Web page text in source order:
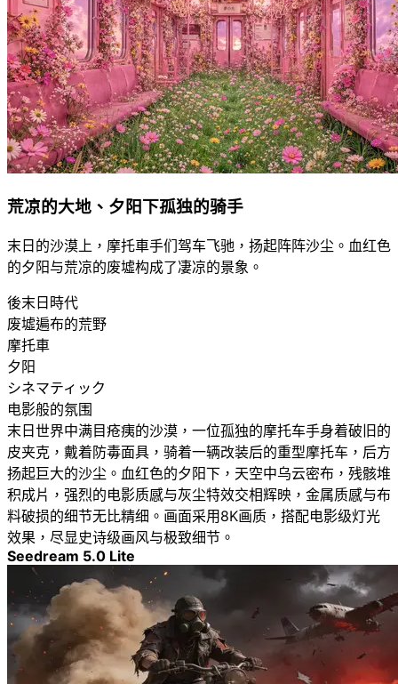
荒凉的大地、夕阳下孤独的骑手
末日的沙漠上，摩托車手们驾车飞驰，扬起阵阵沙尘。血红色
的夕阳与荒凉的废墟构成了凄凉的景象。
後末日時代
废墟遍布的荒野
摩托車
夕阳
シネマティック
电影般的氛围
末日世界中满目疮痍的沙漠，一位孤独的摩托车手身着破旧的
皮夹克，戴着防毒面具，骑着一辆改装后的重型摩托车，后方
扬起巨大的沙尘。血红色的夕阳下，天空中乌云密布，残骸堆
积成片，强烈的电影质感与灰尘特效交相辉映，金属质感与布
料破损的细节无比精细。画面采用8K画质，搭配电影级灯光
效果，尽显史诗级画风与极致细节。
Seedream 5.0 Lite